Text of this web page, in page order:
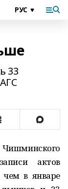
33
Чишминского
актов
в январе